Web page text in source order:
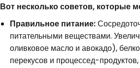
Вот несколько советов, которые
Правильное питание:
питательными веществами.
оливковое масло и авокадо),
перекусов и процессед-